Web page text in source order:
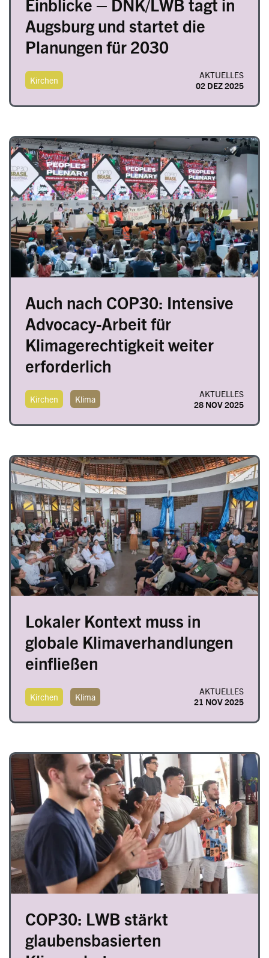
Augsburg und startet die
Planungen für 2030
Kirchen
AKTUELLES
02 DEZ 2025
Image
Auch nach COP30: Intensive
Advocacy-Arbeit für
Klimagerechtigkeit weiter
erforderlich
Kirchen Klima
AKTUELLES
28 NOV 2025
Image
Lokaler Kontext muss in
globale Klimaverhandlungen
einfließen
Kirchen Klima
AKTUELLES
21 NOV 2025
Image
COP30: LWB stärkt
glaubensbasierten